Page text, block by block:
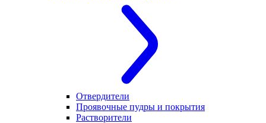
Отвердители
Проявочные пудры и покрытия
Растворители